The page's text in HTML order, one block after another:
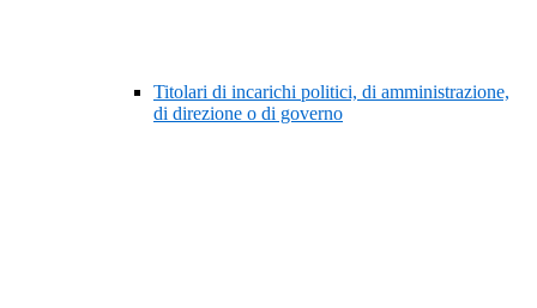
Titolari di incarichi politici, di amministrazione,
di direzione o di governo